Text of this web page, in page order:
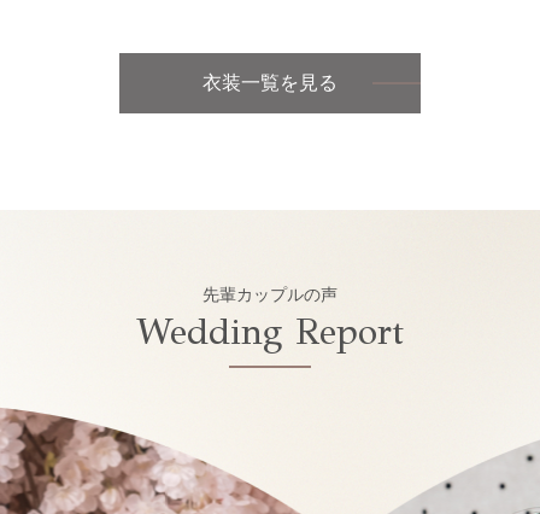
衣装一覧を見る
先輩カップルの声
Wedding Report